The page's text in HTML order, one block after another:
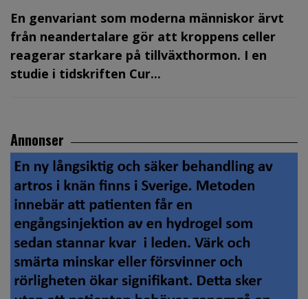
En genvariant som moderna människor ärvt
från neandertalare gör att kroppens celler
reagerar starkare på tillväxthormon. I en
studie i tidskriften Cur...
Annonser